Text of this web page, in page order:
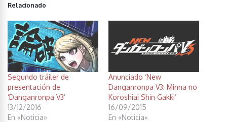
Relacionado
Segundo tráiler de
presentación de
‘Danganronpa V3’
13/12/2016
En «Noticia»
Anunciado ‘New
Danganronpa V3: Minna no
Koroshiai Shin Gakki’
16/09/2015
En «Noticia»